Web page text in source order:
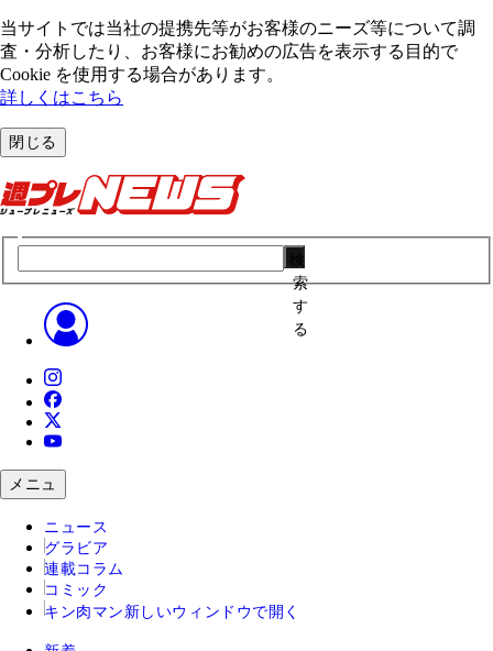
当サイトでは当社の提携先等がお客様のニーズ等について調
査・分析したり、お客様にお勧めの広告を表⽰する⽬的で
Cookie を使⽤する場合があります。
詳しくはこちら
閉じる
索
す
る
メニュ
ニュース
グラビア
連載コラム
コミック
キン肉マン 新しいウィンドウで開く